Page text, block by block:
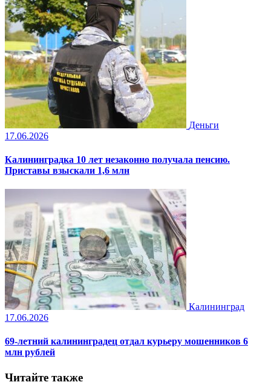
Деньги
17.06.2026
Калининградка 10 лет незаконно получала пенсию.
Приставы взыскали 1,6 млн
Калининград
17.06.2026
69-летний калининградец отдал курьеру мошенников 6
млн рублей
Читайте также